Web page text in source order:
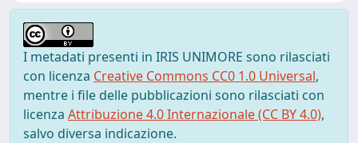
I metadati presenti in IRIS UNIMORE sono rilasciati
con licenza Creative Commons CC0 1.0 Universal,
mentre i file delle pubblicazioni sono rilasciati con
licenza Attribuzione 4.0 Internazionale (CC BY 4.0),
salvo diversa indicazione.